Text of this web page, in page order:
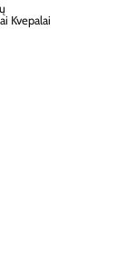
Kvepalai